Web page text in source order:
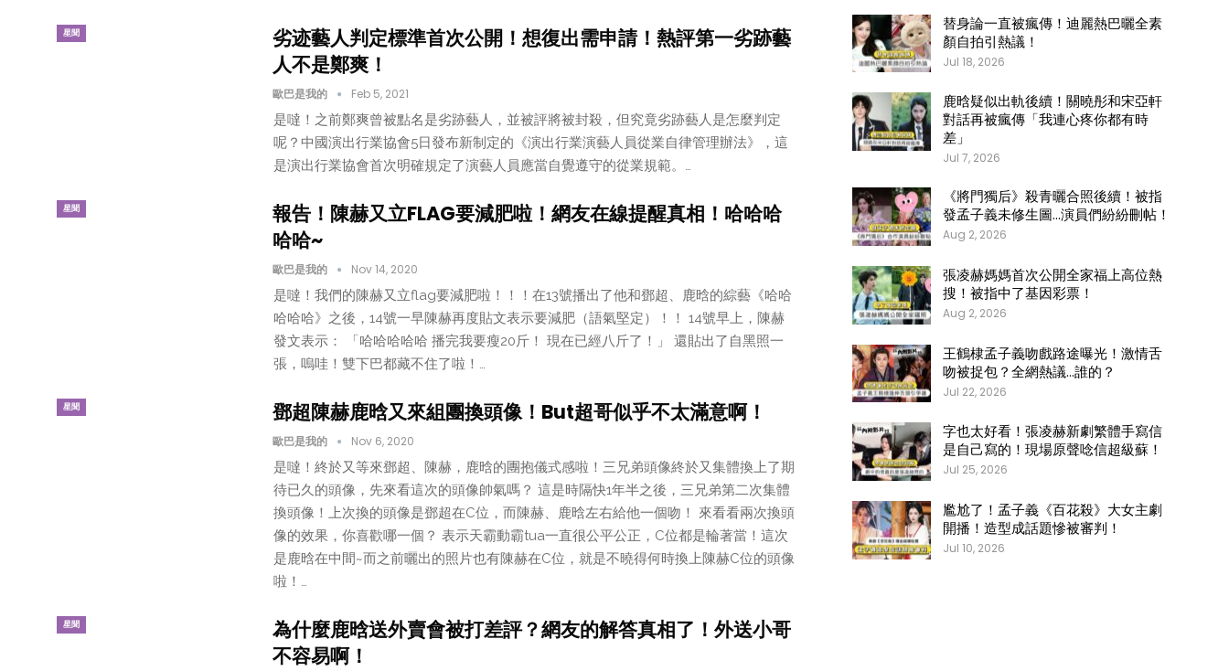
星聞
劣迹藝人判定標準首次公開！想復出需申請！熱評第一劣跡藝
人不是鄭爽！
歐巴是我的 Feb 5, 2021
是噠！之前鄭爽曾被點名是劣跡藝人，並被評將被封殺，但究竟劣跡藝人是怎麼判定
呢？中國演出行業協會5日發布新制定的《演出行業演藝人員從業自律管理辦法》，這
是演出行業協會首次明確規定了演藝人員應當自覺遵守的從業規範。…
星聞
報告！陳赫又立FLAG要減肥啦！網友在線提醒真相！哈哈哈
哈哈~
歐巴是我的 Nov 14, 2020
是噠！我們的陳赫又立flag要減肥啦！！！在13號播出了他和鄧超、鹿晗的綜藝《哈哈
哈哈哈》之後，14號一早陳赫再度貼文表示要減肥（語氣堅定）！！ 14號早上，陳赫
發文表示： 「哈哈哈哈哈 播完我要瘦20斤！ 現在已經八斤了！」 還貼出了自黑照一
張，嗚哇！雙下巴都藏不住了啦！…
星聞 鄧超陳赫鹿晗又來組團換頭像！But超哥似乎不太滿意啊！
歐巴是我的 Nov 6, 2020
是噠！終於又等來鄧超、陳赫，鹿晗的團抱儀式感啦！三兄弟頭像終於又集體換上了期
待已久的頭像，先來看這次的頭像帥氣嗎？ 這是時隔快1年半之後，三兄弟第二次集體
換頭像！上次換的頭像是鄧超在C位，而陳赫、鹿晗左右給他一個吻！ 來看看兩次換頭
像的效果，你喜歡哪一個？ 表示天霸動霸tua一直很公平公正，C位都是輪著當！這次
是鹿晗在中間~而之前曬出的照片也有陳赫在C位，就是不曉得何時換上陳赫C位的頭像
啦！…
星聞
為什麼鹿晗送外賣會被打差評？網友的解答真相了！外送小哥
不容易啊！
替身論一直被瘋傳！迪麗熱巴曬全素
顏自拍引熱議！
Jul 18, 2026
鹿晗疑似出軌後續！關曉彤和宋亞軒
對話再被瘋傳「我連心疼你都有時
差」
Jul 7, 2026
《將門獨后》殺青曬合照後續！被指
發孟子義未修生圖…演員們紛紛刪帖！
Aug 2, 2026
張凌赫媽媽首次公開全家福上高位熱
搜！被指中了基因彩票！
Aug 2, 2026
王鶴棣孟子義吻戲路途曝光！激情舌
吻被捉包？全網熱議…誰的？
Jul 22, 2026
字也太好看！張凌赫新劇繁體手寫信
是自己寫的！現場原聲唸信超級蘇！
Jul 25, 2026
尷尬了！孟子義《百花殺》大女主劇
開播！造型成話題慘被審判！
Jul 10, 2026